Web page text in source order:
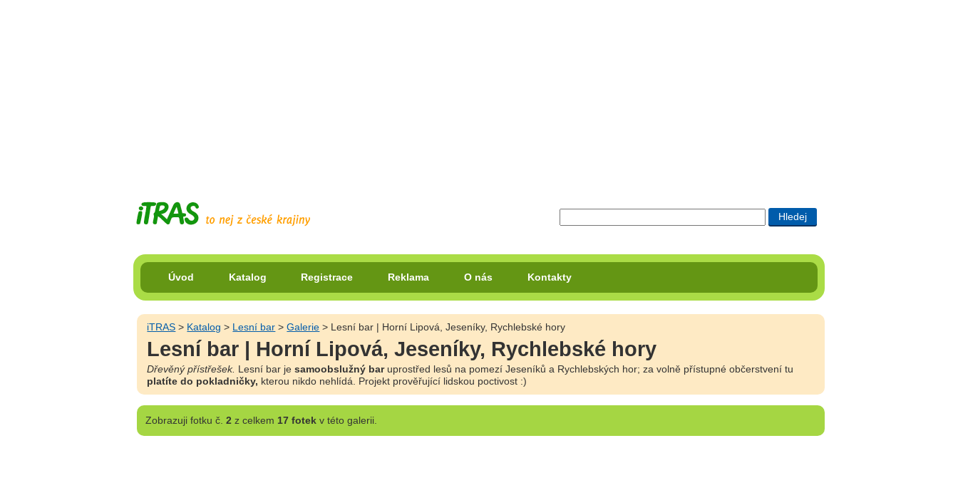
Úvod Katalog Registrace Reklama O nás Kontakty
iTRAS > Katalog > Lesní bar >Galerie > Lesní bar | Horní Lipová, Jeseníky, Rychlebské hory
Lesní bar | Horní Lipová, Jeseníky, Rychlebské hory
Dřevěný přístřešek. Lesní bar je samoobslužný baruprostřed lesů na pomezí Jeseníků a Rychlebských hor; za volně přístupné občerstvení tu
platíte do pokladničky, kterou nikdo nehlídá. Projekt prověřující lidskou poctivost :)
Zobrazujifotku č. 2 z celkem 17 fotekv této galerii.